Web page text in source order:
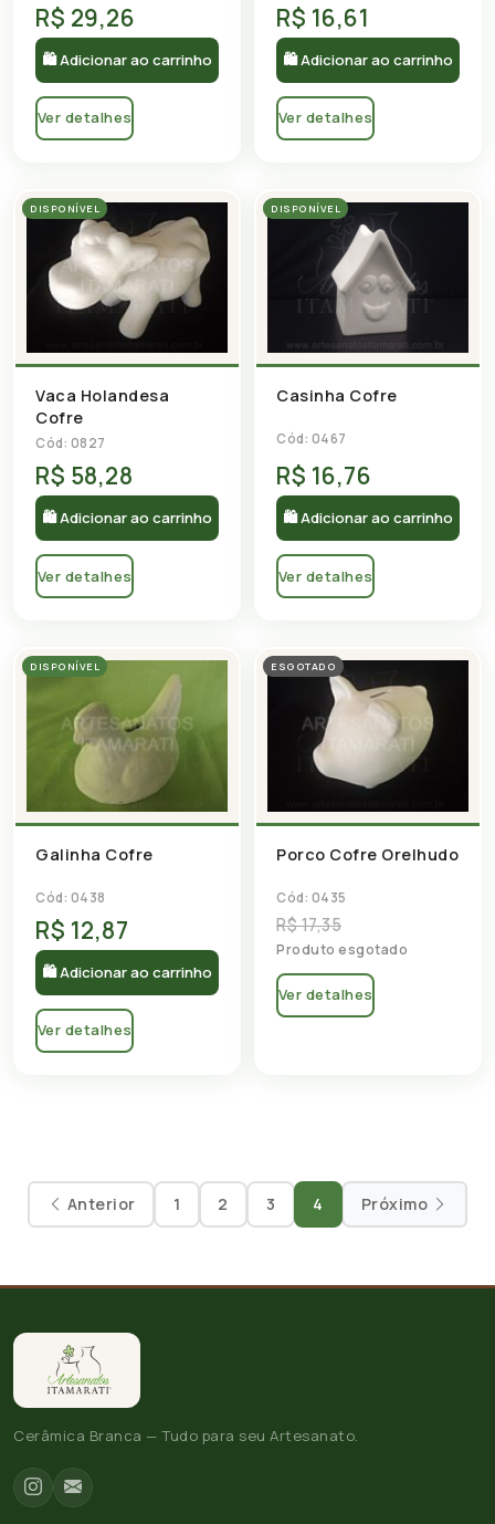
R$ 29,26
🛍 Adicionar ao carrinho
Ver detalhes
R$ 16,61
🛍 Adicionar ao carrinho
Ver detalhes
DISPONÍVEL
Vaca Holandesa
Cofre
Cód: 0827
R$ 58,28
🛍 Adicionar ao carrinho
Ver detalhes
DISPONÍVEL
Casinha Cofre
Cód: 0467
R$ 16,76
🛍 Adicionar ao carrinho
Ver detalhes
DISPONÍVEL
Galinha Cofre
Cód: 0438
R$ 12,87
🛍 Adicionar ao carrinho
Ver detalhes
ESGOTADO
Porco Cofre Orelhudo
Cód: 0435
R$ 17,35
Produto esgotado
Ver detalhes
Anterior 1 2 3 4 Próximo
Cerâmica Branca — Tudo para seu Artesanato.